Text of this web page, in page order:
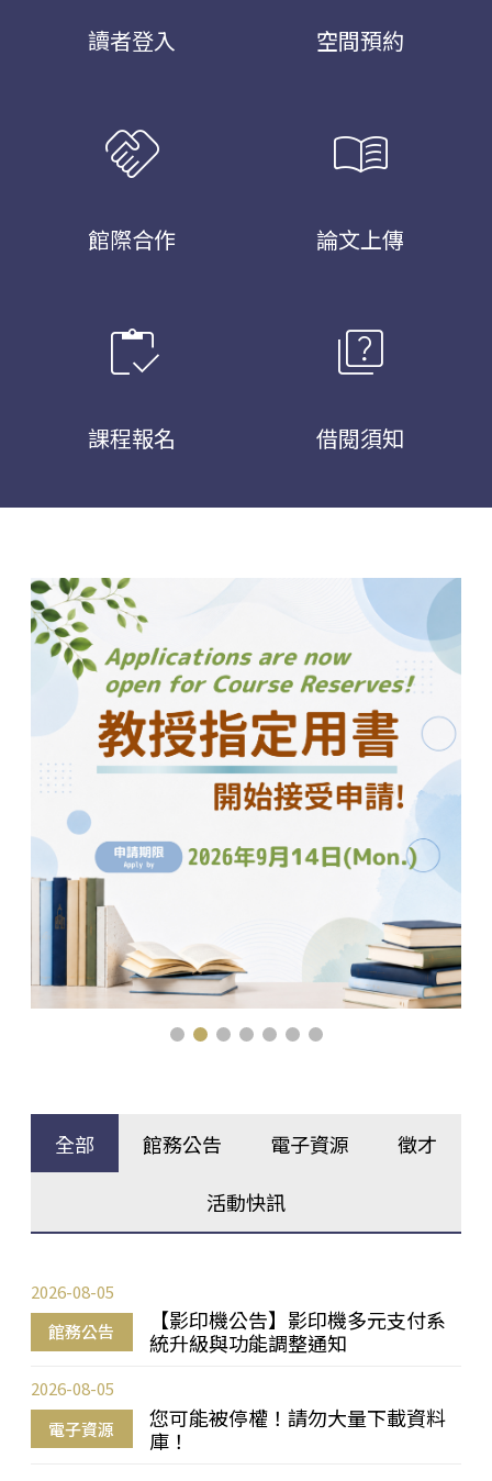
讀者登入 空間預約
handshake
館際合作
menu_book
論文上傳
inventory
課程報名
quiz
借閱須知
全部 館務公告 電子資源 徵才
活動快訊
館務公告
【影印機公告】影印機多元支付系
統升級與功能調整通知
2026-08-05
電子資源
您可能被停權！請勿大量下載資料
庫！
2026-08-05